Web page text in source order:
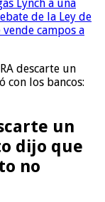
Lynch a una
de la Ley de
campos a
descarte un
con los bancos:
un
dijo que
no